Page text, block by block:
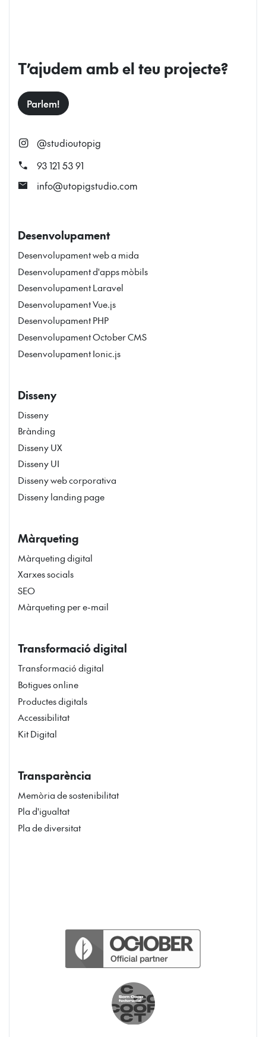
T’ajudem amb el teu projecte?
Parlem!
@studioutopig
call
93 121 53 91
mail
info@utopigstudio.com
Desenvolupament
Desenvolupament web a mida
Desenvolupament d'apps mòbils
Desenvolupament Laravel
Desenvolupament Vue.js
Desenvolupament PHP
Desenvolupament October CMS
Desenvolupament Ionic.js
Disseny
Disseny
Brànding
Disseny UX
Disseny UI
Disseny web corporativa
Disseny landing page
Màrqueting
Màrqueting digital
Xarxes socials
SEO
Màrqueting per e-mail
Transformació digital
Transformació digital
Botigues online
Productes digitals
Accessibilitat
Kit Digital
Transparència
Memòria de sostenibilitat
Pla d'igualtat
Pla de diversitat